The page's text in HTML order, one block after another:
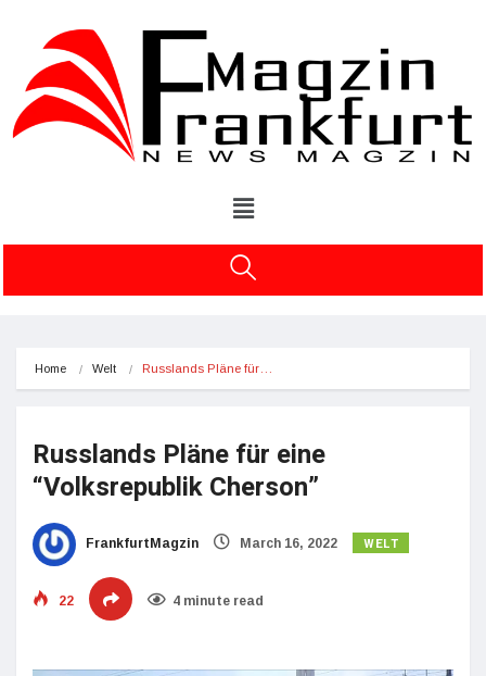
Home Welt Russlands Pläne für…
Russlands Pläne für eine
“Volksrepublik Cherson”
FrankfurtMagzin March 16, 2022 WELT
22 4 minute read